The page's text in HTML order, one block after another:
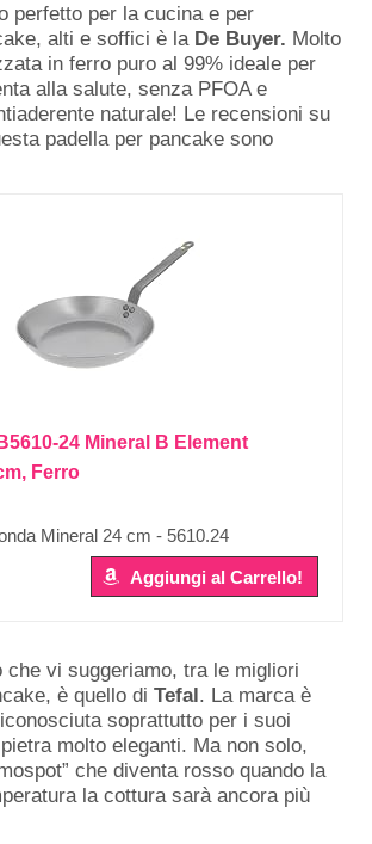
perfetto per la cucina e per
alti e soffici è la De Buyer. Molto
in ferro puro al 99% ideale per
alla salute, senza PFOA e
naturale! Le recensioni su
padella per pancake sono
24 Mineral B Element
Ferro
Mineral 24 cm - 5610.24
Aggiungi al Carrello!
che vi suggeriamo, tra le migliori
è quello di Tefal. La marca è
soprattutto per i suoi
molto eleganti. Ma non solo,
che diventa rosso quando la
la cottura sarà ancora più